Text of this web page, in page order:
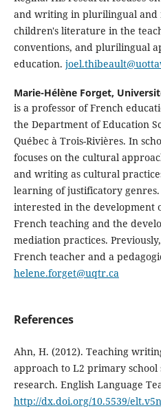
and writing in plurilingual and
children's literature in the
conventions, and plurilingual
education.
Marie-Hélène Forget,
is a professor of French
the Department of Education
Québec à Trois-Rivières. In
focuses on the cultural
and writing as cultural
learning of justificatory
interested in the development
French teaching and the
mediation practices.
French teacher and a
helene.forget@uqtr.ca
References
Ahn, H. (2012). Teaching
approach to L2 primary school
research. English Language
http://dx.doi.org/10.5539/